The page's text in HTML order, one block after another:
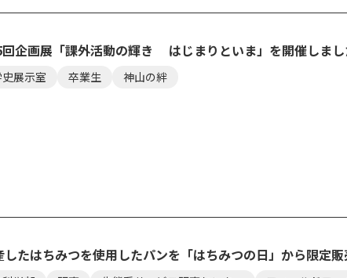
企画展「課外活動の輝き はじまりといま」を開催しまし
展示室 卒業生 神山の絆
たはちみつを使用したパンを「はちみつの日」から限定